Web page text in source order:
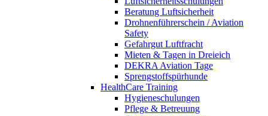
Beratung Luftsicherheit
Drohnenführerschein / Aviation
Safety
Gefahrgut Luftfracht
Mieten & Tagen in Dreieich
DEKRA Aviation Tage
Sprengstoffspürhunde
HealthCare Training
Hygieneschulungen
Pflege & Betreuung